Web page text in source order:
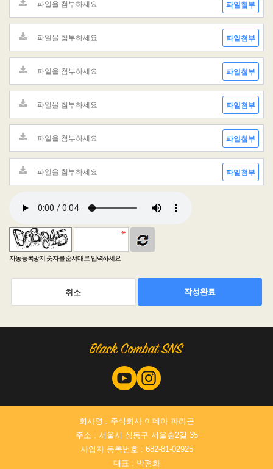
파일첨부
파일첨부
파일첨부
파일첨부
파일첨부
파일첨부
자동등록방지 숫자를 순서대로 입력하세요.
취소 작성완료
회사명 : 주식회사 이데아 파라곤
주소 : 서울시 성동구 서울숲2길 35
사업자 등록번호 : 682-81-02925
대표 : 박평화